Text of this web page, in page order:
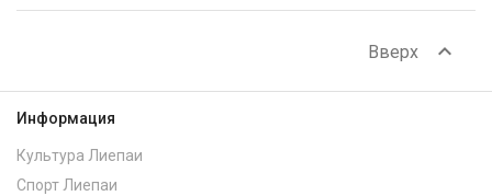
Вверх expand_less
Информация
Культура Лиепаи
Спорт Лиепаи